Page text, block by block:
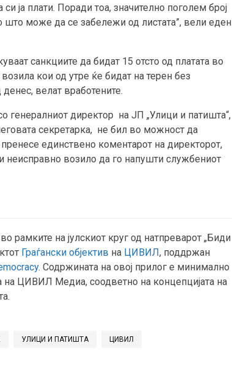
ја плати. Поради тоа, значително поголем број
што може да се забележи од листата”, вели еден
санкциите да бидат 15 отсто од платата во
кои од утре ќе бидат на терен без
велат вработените.
директор на ЈП „Улици и патишта“,
секретарка, не бил во можност да
единствено коментарот на директорот,
неисправно возило да го напушти службениот
рамките на јулскиот круг од натпреварот „Биди
Граѓански објектив на ЦИВИЛ, поддржан
. Содржината на овој прилог е минимално
на ЦИВИЛ Медиа, соодветно на концепцијата на
УЛИЦИ И ПАТИШТА ЦИВИЛ